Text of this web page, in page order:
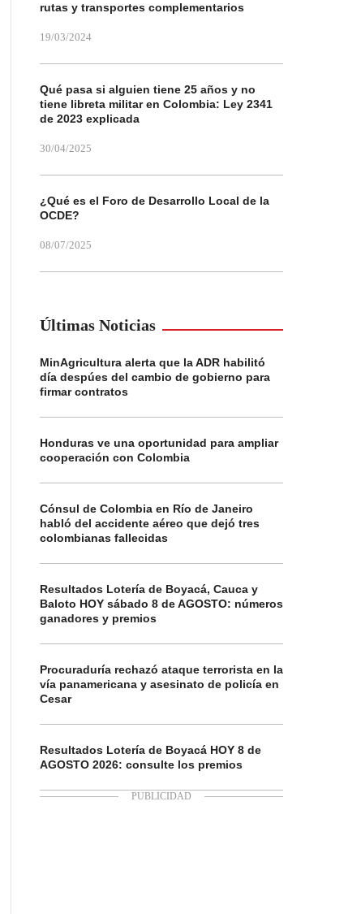
rutas y transportes complementarios
19/03/2024
Qué pasa si alguien tiene 25 años y no
tiene libreta militar en Colombia: Ley 2341
de 2023 explicada
30/04/2025
¿Qué es el Foro de Desarrollo Local de la
OCDE?
08/07/2025
Últimas Noticias
MinAgricultura alerta que la ADR habilitó
día despúes del cambio de gobierno para
firmar contratos
Honduras ve una oportunidad para ampliar
cooperación con Colombia
Cónsul de Colombia en Río de Janeiro
habló del accidente aéreo que dejó tres
colombianas fallecidas
Resultados Lotería de Boyacá, Cauca y
Baloto HOY sábado 8 de AGOSTO: números
ganadores y premios
Procuraduría rechazó ataque terrorista en la
vía panamericana y asesinato de policía en
Cesar
Resultados Lotería de Boyacá HOY 8 de
AGOSTO 2026: consulte los premios